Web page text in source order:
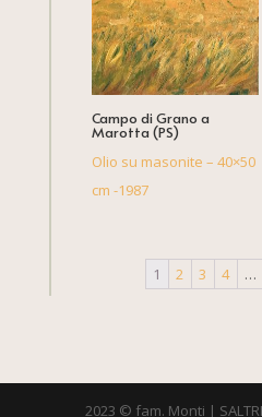
Campo di Grano a
Marotta (PS)
Olio su masonite – 40×50
cm -1987
1 2 3 4 …
2023 © fam. Monti |